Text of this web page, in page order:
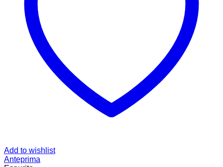
Add to wishlist
Anteprima